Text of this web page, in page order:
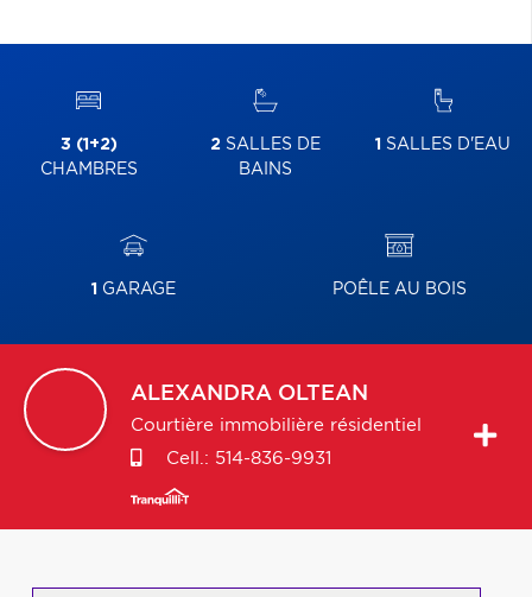
3 (1+2)
CHAMBRES
2 SALLES DE
BAINS
1 SALLES D'EAU
1 GARAGE POÊLE AU BOIS
ALEXANDRA OLTEAN
Courtière immobilière résidentiel
Cell.: 514-836-9931